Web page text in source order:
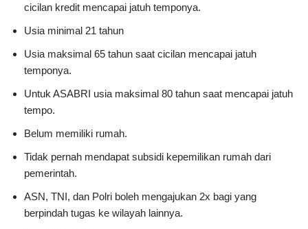
cicilan kredit mencapai jatuh temponya.
Usia minimal 21 tahun
Usia maksimal 65 tahun saat cicilan mencapai jatuh
temponya.
Untuk ASABRI usia maksimal 80 tahun saat mencapai jatuh
tempo.
Belum memiliki rumah.
Tidak pernah mendapat subsidi kepemilikan rumah dari
pemerintah.
ASN, TNI, dan Polri boleh mengajukan 2x bagi yang
berpindah tugas ke wilayah lainnya.